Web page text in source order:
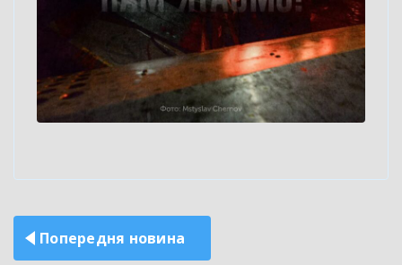
Навігація
Попередня новина